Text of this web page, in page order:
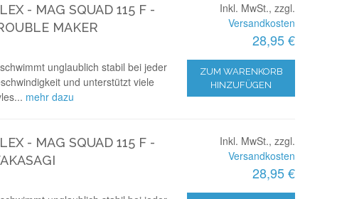
- MAG SQUAD 115 F -
MAKER
Inkl. MwSt., zzgl.
Versandkosten
28,95 €
ZUM WARENKORB
HINZUFÜGEN
unglaublich stabil bei jeder
und unterstützt viele
mehr dazu
- MAG SQUAD 115 F -
Inkl. MwSt., zzgl.
Versandkosten
28,95 €